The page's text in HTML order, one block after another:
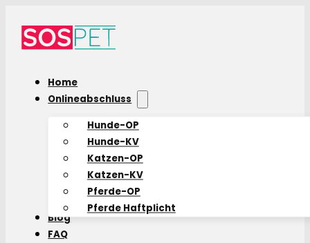
Home
Onlineabschluss
Hunde-OP
Hunde-KV
Katzen-OP
Katzen-KV
Pferde-OP
Pferde Haftplicht
Blog
FAQ